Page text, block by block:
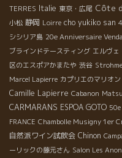
TERRES Italie 東京・広尾 Côte
小松 静岡 Loirre cho yukiko san
シシリア島 20e Anniversaire
ブラインドテースティング エルヴェ
区のエスポアかまたや 渋谷
Marcel Lapierre カプリエのマリオン
Camille Lapierre Cabanon
CARMARANS ESPOA GOTO
FRANCE Chambolle Musigny 1er
自然派ワイン試飲会 Chinon
ーリックの藤元さん Salon Les